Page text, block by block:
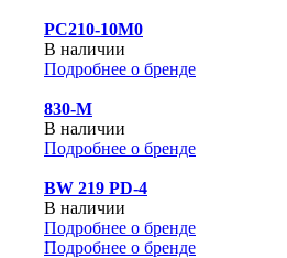
PC210-10M0
В наличии
Подробнее о бренде
830-М
В наличии
Подробнее о бренде
BW 219 PD-4
В наличии
Подробнее о бренде
Подробнее о бренде